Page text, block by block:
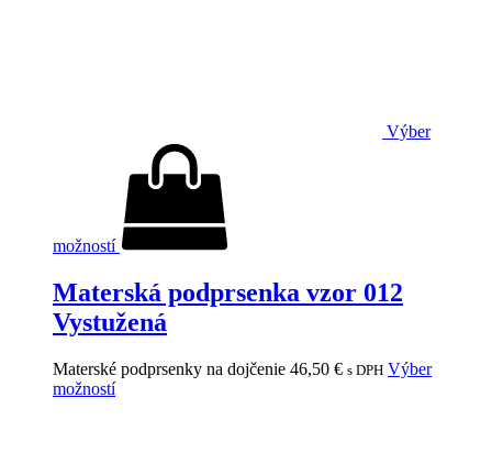
Výber
možností
Materská podprsenka vzor 012
Vystužená
Materské podprsenky na dojčenie 46,50 € s DPH Výber
možností